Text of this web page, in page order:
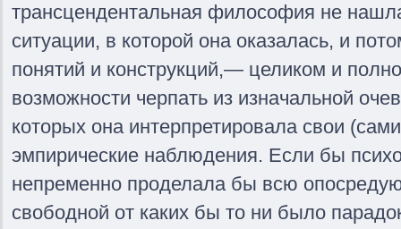
трансцендентальная философия не
ситуации, в которой она оказалась, и
понятий и конструкций,— целиком и
возможности черпать из изначальной
которых она интерпретировала свои
эмпирические наблюдения. Если бы
непременно проделала бы всю
свободной от каких бы то ни было